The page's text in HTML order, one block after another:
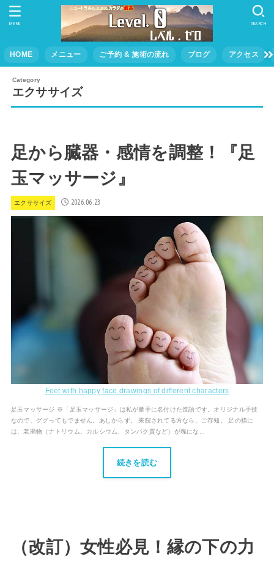
HOME メニュー ご予約 & 施術の流れ ブログ アクセス
SEARCH
MENU
エクササイズ
足から臓器・感情を調整！『足
玉マッサージ』
エクササイズ 2026.06.23
Feet with happy face drawings of different characters
足玉マッサージ ※「足玉マッサージ」は私が勝手に名付けた造語です。オリジナル手技
なので、ググってもでません。あしからず。 来院されてる方なら、ご存知。 足の指に
は、老廃物（ナトリウム、カルシウム、タンパク質など）が塊にな...
続きを読む
（改訂）女性必見！縁の下の力